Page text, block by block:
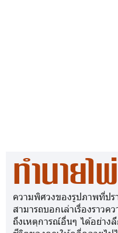
ทำนายไ
ความพิศวงของรูปภาพที่ป
สามารถบอกเล่าเรื่องราวค
ถึงเหตุการณ์อื่นๆ ได้อย่าง